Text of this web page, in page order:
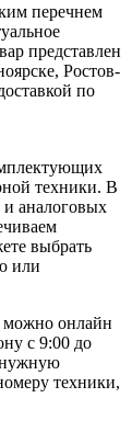
перечнем
представлен
Ростов-
по
техники. В
аналоговых
выбрать
или
можно онлайн
с 9:00 до
нужную
техники,